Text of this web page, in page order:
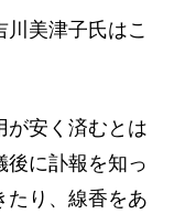
美津子氏はこ
が安く済むとは
後に訃報を知っ
たり、線香をあ